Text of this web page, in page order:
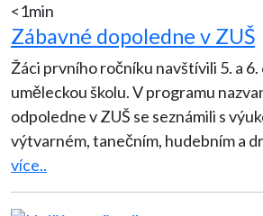
<1min
Zábavné dopoledne v ZUŠ
Žáci prvního ročníku navštívili 5. a 6.
uměleckou školu. V programu
odpoledne v ZUŠ se seznámili s
výtvarném, tanečním, hudebním a
více..